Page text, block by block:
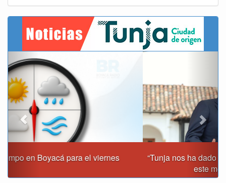
“Tunja nos ha dado demasiado y no podemos fallarle en
Previous